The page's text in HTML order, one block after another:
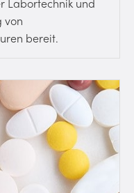
von
bereit.